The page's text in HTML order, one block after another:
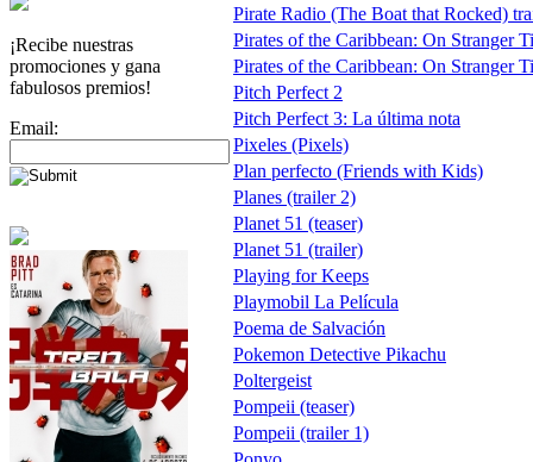
¡Recibe nuestras
promociones y gana
fabulosos premios!
Email:
Pirate Radio (The Boat that Rocked)
Pirates of the Caribbean: On Stranger
Pirates of the Caribbean: On Stranger
Pitch Perfect 2
Pitch Perfect 3: La última nota
Pixeles (Pixels)
Plan perfecto (Friends with Kids)
Planes (trailer 2)
Planet 51 (teaser)
Planet 51 (trailer)
Playing for Keeps
Playmobil La Película
Poema de Salvación
Pokemon Detective Pikachu
Poltergeist
Pompeii (teaser)
Pompeii (trailer 1)